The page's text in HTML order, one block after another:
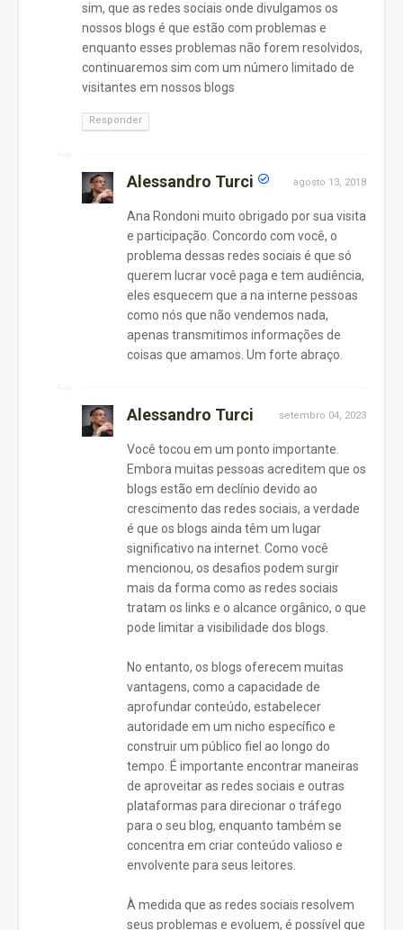
sim, que as redes sociais onde divulgamos os
nossos blogs é que estão com problemas e
enquanto esses problemas não forem resolvidos,
continuaremos sim com um número limitado de
visitantes em nossos blogs
Responder
Alessandro Turci agosto 13, 2018
Ana Rondoni muito obrigado por sua visita
e participação. Concordo com você, o
problema dessas redes sociais é que só
querem lucrar você paga e tem audiência,
eles esquecem que a na interne pessoas
como nós que não vendemos nada,
apenas transmitimos informações de
coisas que amamos. Um forte abraço.
Alessandro Turci setembro 04, 2023
Você tocou em um ponto importante.
Embora muitas pessoas acreditem que os
blogs estão em declínio devido ao
crescimento das redes sociais, a verdade
é que os blogs ainda têm um lugar
significativo na internet. Como você
mencionou, os desafios podem surgir
mais da forma como as redes sociais
tratam os links e o alcance orgânico, o que
pode limitar a visibilidade dos blogs.
No entanto, os blogs oferecem muitas
vantagens, como a capacidade de
aprofundar conteúdo, estabelecer
autoridade em um nicho específico e
construir um público fiel ao longo do
tempo. É importante encontrar maneiras
de aproveitar as redes sociais e outras
plataformas para direcionar o tráfego
para o seu blog, enquanto também se
concentra em criar conteúdo valioso e
envolvente para seus leitores.
À medida que as redes sociais resolvem
seus problemas e evoluem, é possível que